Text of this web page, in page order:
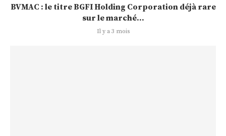
BVMAC : le titre BGFI Holding Corporation déjà rare
sur le marché...
Il y a 3 mois